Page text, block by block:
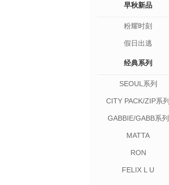
早秋新品
粉耀时刻
假日出逃
经典系列
SEOUL系列
CITY PACK/ZIP系列
GABBIE/GABB系列
MATTA
RON
FELIX L U